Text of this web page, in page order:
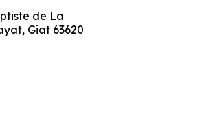
de La
Giat 63620